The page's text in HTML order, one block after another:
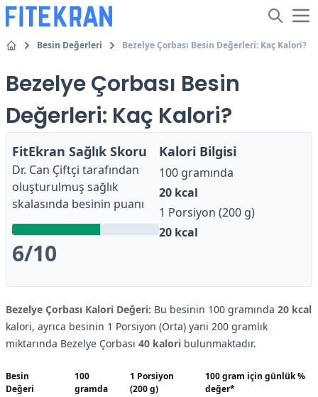
Besin Değerleri Bezelye Çorbası Besin Değerleri: Kaç Kalori?
Bezelye Çorbası Besin
Değerleri: Kaç Kalori?
FitEkran Sağlık Skoru
Dr. Can Çiftçi tarafından
oluşturulmuş sağlık
skalasında besinin puanı
6/10
Kalori Bilgisi
100 gramında
20 kcal
1 Porsiyon (200 g)
20 kcal
Bezelye Çorbası Kalori Değeri: Bu besinin 100 gramında 20 kcal
kalori, ayrıca besinin 1 Porsiyon (Orta) yani 200 gramlık
miktarında Bezelye Çorbası 40 kalori bulunmaktadır.
Besin
Değeri
100
gramda
1 Porsiyon
(200 g)
100 gram için günlük %
değer*